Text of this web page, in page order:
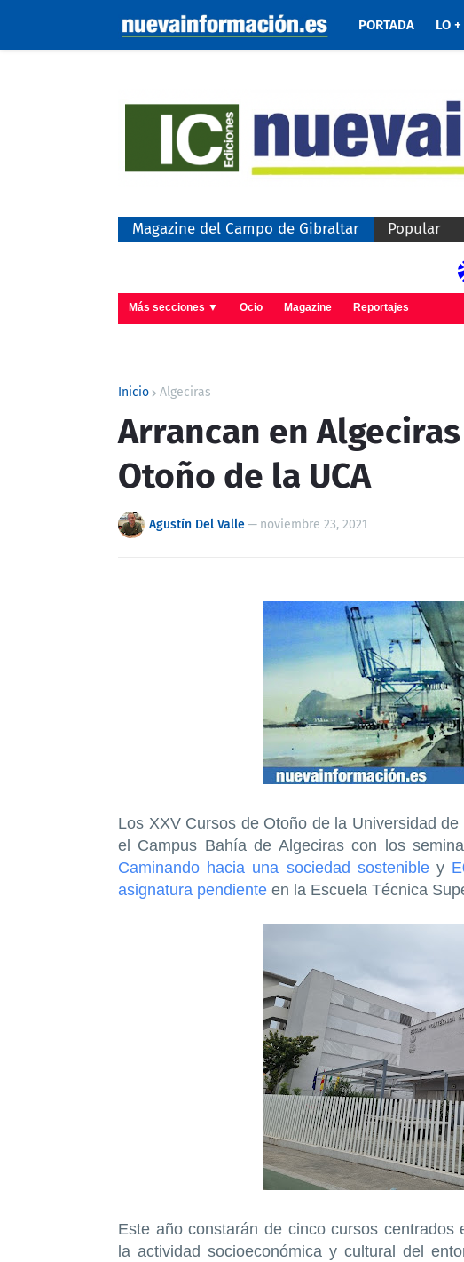
PORTADA LO
Magazine del Campo de Gibraltar Popular
Más secciones ▼ Ocio Magazine Reportajes
Inicio Algeciras
Arrancan en
Otoño de la UCA
Agustín Del Valle— noviembre 23, 2021
Los XXV Cursos de Otoño de la Universidad
el Campus Bahía de Algeciras con los
Caminando hacia una sociedad sostenibley
asignatura pendiente en la Escuela Técnica
Este año constarán de cinco cursos
la actividad socioeconómica y cultural del